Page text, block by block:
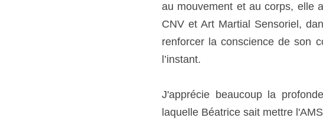
au mouvement et au corps, elle
CNV et Art Martial Sensoriel,
renforcer la conscience de son
l’instant.
J'apprécie beaucoup la
laquelle Béatrice sait mettre